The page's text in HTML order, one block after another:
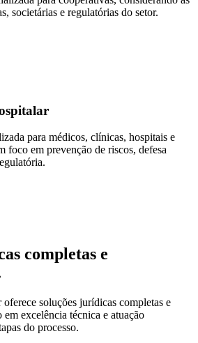
societárias e regulatórias do setor.
para médicos, clínicas, hospitais e
foco em prevenção de riscos, defesa
completas e
soluções jurídicas completas e
excelência técnica e atuação
do processo.